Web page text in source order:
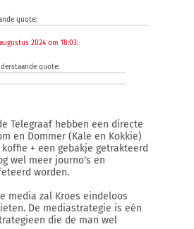
quote:
2024 om 18:03:
quote:
Telegraaf hebben een directe
en Dommer (Kale en Kokkie)
+ een gebakje getrakteerd
wel meer journo's en
worden.
media zal Kroes eindeloos
De mediastrategie is eén
die de man wel